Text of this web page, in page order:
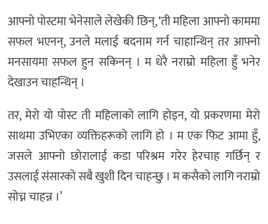
आफ्नो पोस्टमा भेनेसाले लेखेकी छिन्, ‘ती महिला आफ्नो काममा
सफल भएनन्, उनले मलाई बदनाम गर्न चाहान्थिन् तर आफ्नो
मनसायमा सफल हुन सकिनन् । म धेरै नराम्रो महिला हुँ भनेर
देखाउन चाहन्थिन् ।
तर, मेरो यो पोस्ट ती महिलाको लागि होइन, यो प्रकरणमा मेरो
साथमा उभिएका व्यक्तिहरूको लागि हो । म एक फिट आमा हुँ,
जसले आफ्नो छोरालाई कडा परिश्रम गरेर हेरचाह गर्छिन् र
उसलाई संसारको सबै खुशी दिन चाहन्छु । म कसैको लागि नराम्रो
सोच्न चाहन्न ।’